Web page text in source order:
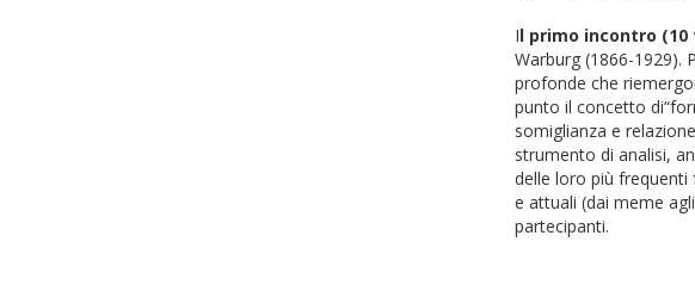
Il primo incontro
Warburg (1866-1929).
profonde che
punto il concetto
somiglianza e
strumento di analisi,
delle loro più
e attuali (dai meme